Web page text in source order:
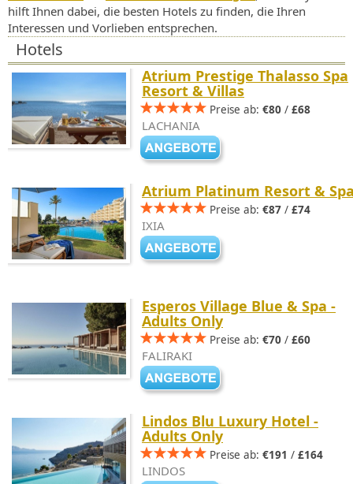
hilft Ihnen dabei, die besten Hotels zu finden, die Ihren
Interessen und Vorlieben entsprechen.
Hotels
Atrium Prestige Thalasso Spa
Resort & Villas
Preise ab: €80 / £68
LACHANIA
Atrium Platinum Resort &
Preise ab: €87 / £74
IXIA
Esperos Village Blue & Spa -
Adults Only
Preise ab: €70 / £60
FALIRAKI
Lindos Blu Luxury Hotel -
Adults Only
Preise ab: €191 / £164
LINDOS